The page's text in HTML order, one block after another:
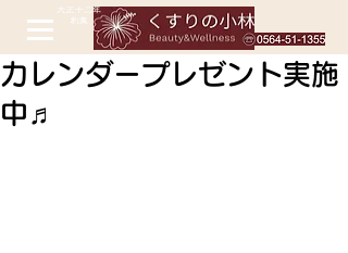
カレンダープレゼント実施
中♬